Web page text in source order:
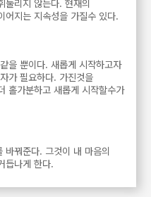
둘리지 않는다. 현재의
어지는 지속성을 가질수 있다.
을 뿐이다. 새롭게 시작하고자
가 필요하다. 가진것을
홀가분하고 새롭게 시작할수가
바꿔준다. 그것이 내 마음의
듭나게 한다.